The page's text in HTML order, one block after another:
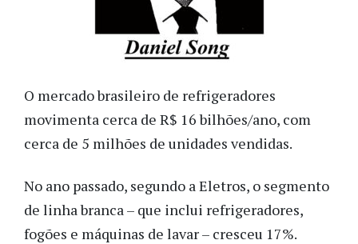
O mercado brasileiro de refrigeradores
movimenta cerca de R$ 16 bilhões/ano, com
cerca de 5 milhões de unidades vendidas.
No ano passado, segundo a Eletros, o segmento
de linha branca – que inclui refrigeradores,
fogões e máquinas de lavar – cresceu 17%.